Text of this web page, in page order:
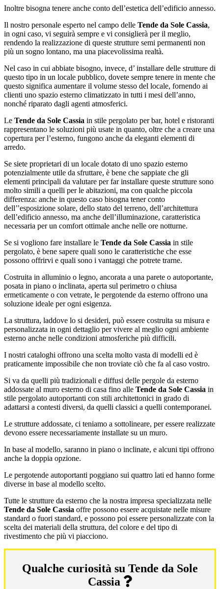
Inoltre bisogna tenere anche conto dell’estetica dell’edificio annesso.
Il nostro personale esperto nel campo delle Tende da Sole Cassia,
in ogni caso, vi seguirà sempre e vi consiglierà per il meglio,
rendendo la realizzazione di queste strutture semi permanenti non
più un sogno lontano, ma una piacevolissima realtà.
Nel caso in cui abbiate bisogno, invece, d’ installare delle strutture di
questo tipo in un locale pubblico, dovete sempre tenere in mente che
questo significa aumentare il volume stesso del locale, fornendo ai
clienti uno spazio esterno climatizzato in tutti i mesi dell’anno,
nonché riparato dagli agenti atmosferici.
Le Tende da Sole Cassia in stile pergolato per bar, hotel e ristoranti
rappresentano le soluzioni più usate in quanto, oltre che a creare una
copertura per l’esterno, fungono anche da eleganti elementi di
arredo.
Se siete proprietari di un locale dotato di uno spazio esterno
potenzialmente utile da sfruttare, è bene che sappiate che gli
elementi principali da valutare per far installare queste strutture sono
molto simili a quelli per le abitazioni, ma con qualche piccola
differenza: anche in questo caso bisogna tener conto
dell’’esposizione solare, dello stato del terreno, dell’architettura
dell’edificio annesso, ma anche dell’illuminazione, caratteristica
necessaria per un comfort ottimale anche nelle ore notturne.
Se si vogliono fare installare le Tende da Sole Cassia in stile
pergolato, è bene sapere quali sono le caratteristiche che esse
possono offrirvi e quali sono i vantaggi che potrete trarne.
Costruita in alluminio o legno, ancorata a una parete o autoportante,
posata in piano o inclinata, aperta sul perimetro o chiusa
ermeticamente o con vetrate, le pergotende da esterno offrono una
soluzione ideale per ogni esigenza.
La struttura, laddove lo si desideri, può essere costruita su misura e
personalizzata in ogni dettaglio per vivere al meglio ogni ambiente
esterno anche nelle condizioni atmosferiche più difficili.
I nostri cataloghi offrono una scelta molto vasta di modelli ed è
praticamente impossibile che non troviate ciò che fa al caso vostro.
Si va da quelli più tradizionali e diffusi delle pergole da esterno
addossate al muro esterno di casa fino alle Tende da Sole Cassia in
stile pergolato autoportanti con stili architettonici in grado di
adattarsi a contesti diversi, da quelli classici a quelli contemporanei.
Le strutture addossate, ci teniamo a sottolineare, per essere realizzate
devono essere necessariamente installate su un muro.
In base al modello, saranno in piano o inclinate, e alcuni tipi offrono
anche la doppia opzione.
Le pergotende autoportanti poggiano sui quattro lati ed hanno forme
diverse in base al modello scelto.
Tutte le strutture da esterno che la nostra impresa specializzata nelle
Tende da Sole Cassia offre possono essere acquistate nelle misure
standard o fuori standard, e possono poi essere personalizzate con la
scelta dei materiali della struttura, del colore e del tipo di
rivestimento che più vi piacciono.
Qualche curiosità su Tende da Sole
Cassia